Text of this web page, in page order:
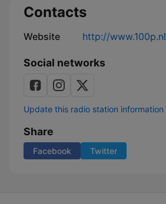
Contacts
Website http://www.100p.nl
Social networks
Update this radio station information
Share
Facebook Twitter